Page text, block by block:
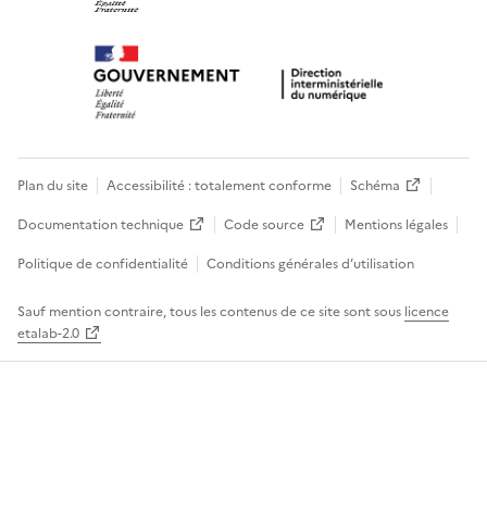
Plan du site Accessibilité : totalement conforme
Schéma
Documentation technique
Code source
Mentions légales
Politique de confidentialité
Conditions générales d’utilisation
Sauf mention contraire, tous les contenus de ce site sont sous licence
etalab-2.0